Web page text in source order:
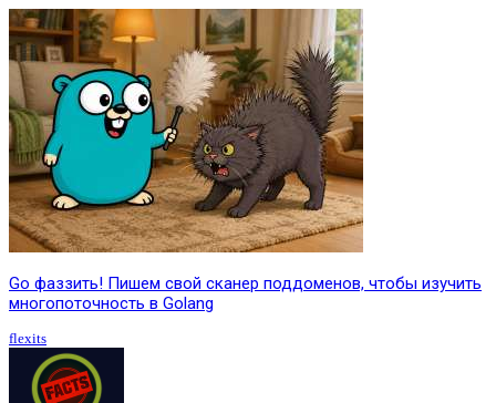
Go фаззить! Пишем свой сканер поддоменов, чтобы изучить
многопоточность в Golang
flexits